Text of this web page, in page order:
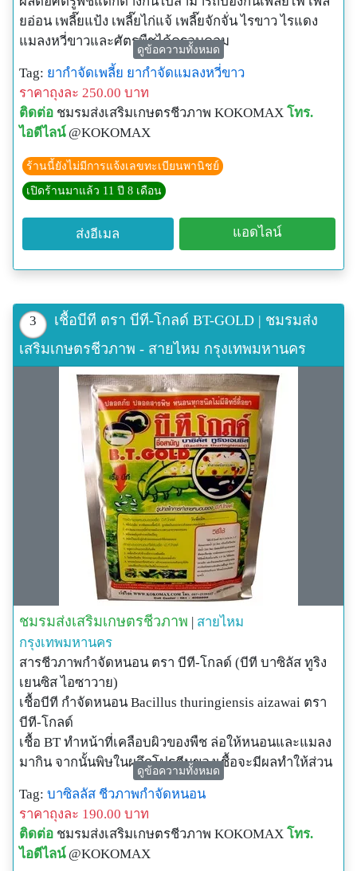
ยอ่อน เพลี๊ยแป้ง เพลี๊ยไก่แจ้ เพลี๊ยจักจั่น ไรขาว ไรแดง
แมลงหวี่ขาวและศัตรูพืชได้ครอบคลุม
- มีผลป้องกันเพลี๊ย ไรแดง แมลงหวี่ขาว และศัตรูพืชที่เป็น
ปัญหาต่อพืชได้อย่างดี
- สามารถใช้ผสมโคโค-แม็กซ์ ฉีดพ่นพร้อมกันได้ในครั้ง
เดียว
- ปลอดภัยต่อคน สัตว์ ปลาและสิ่งแวดล้อม
- ในกรณีระบาดแนะนำให้ใช้ O-BAC ร่วมกับ ลาเซียน่า
เพื่อเป็นการตัดวงจรของแมลง
- ควรฉีดพ่นทุกสัปดาห์เพื่อป้องกันการเข้ามาทำลายของ
ศัตรูพืช
ขนาด 500 ซีซี. ราคา 250 บาท
**ข้อเสีย กลิ่นของสินค้า แต่จะหายภายใน 4
ชั่วโมง(ปลอดสารพิษ)
สอบถาม/สั่งซื้อ
ชมรมส่งเสริมเกษตรชีวภาพ
LINE ID: @KOKOMAX
เพิ่มเติม https://www.kokomax.com
ดูข้อความทั้งหมด
Tag: ยากำจัดเพลี้ย ยากำจัดแมลงหวี่ขาว
ราคาถุงละ 250.00 บาท
ติดต่อ ชมรมส่งเสริมเกษตรชีวภาพ KOKOMAX โทร.
ไอดีไลน์ @KOKOMAX
ร้านนี้ยังไม่มีการแจ้งเลขทะเบียนพานิชย์
เปิดร้านมาแล้ว 11 ปี 8 เดือน
ส่งอีเมล แอดไลน์
3
เชื้อบีที ตรา บีที-โกลด์ BT-GOLD | ชมรมส่ง
เสริมเกษตรชีวภาพ - สายไหม กรุงเทพมหานคร
ชมรมส่งเสริมเกษตรชีวภาพ
สายไหม
กรุงเทพมหานคร
สารชีวภาพกำจัดหนอน ตรา บีที-โกลด์ (บีที บาซิลัส ทูริง
เยนซิส ไอซาวาย)
เชื้อบีที กำจัดหนอน Bacillus thuringiensis aizawai ตรา
บีที-โกลด์
เชื้อ BT ทำหน้าที่เคลือบผิวของพืช ล่อให้หนอนและแมลง
มากิน จากนั้นพิษในผลึกโปรตีนของเชื้อจะมีผลทำให้ส่วน
ปาก และช่องท้องของหนอนเป็นอัมพาต แมลงศัตรูพืช มี
การเคลื่อนไหวช้าลง พิษจะทำลายผนังช่องท้องของแมลง
ทำให้แมลงตาย เนื่องจากขาดอาหารและเลือดเป็นพิษ
เหมาะที่จะใช้ในแปลงปลูกผักปลอดสารพิษหรือเกษตร
อินทรีย์ ปลอดภัยไม่มีสารตกค้างในพืชและสิ่งแวดล้อม
ดูข้อความทั้งหมด
Tag: บาซิลลัส ชีวภาพกำจัดหนอน
ราคาถุงละ 190.00 บาท
ติดต่อ ชมรมส่งเสริมเกษตรชีวภาพ KOKOMAX โทร.
ไอดีไลน์ @KOKOMAX